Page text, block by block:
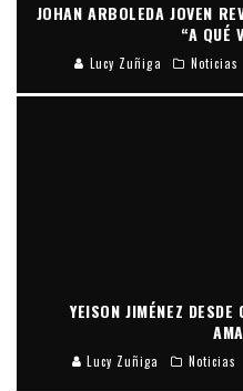
JOHAN ARBOLEDA JOVEN
“A QUÉ
Lucy Zuñiga Noticias
YEISON JIMÉNEZ
Lucy Zuñiga Noticias